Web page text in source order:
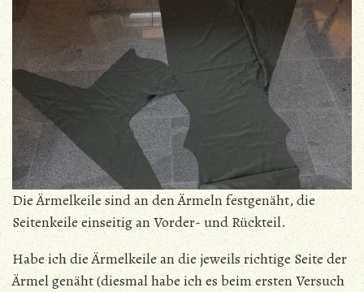
Die Ärmelkeile sind an den Ärmeln festgenäht, die
Seitenkeile einseitig an Vorder- und Rückteil.
Habe ich die Ärmelkeile an die jeweils richtige Seite der
Ärmel genäht (diesmal habe ich es beim ersten Versuch